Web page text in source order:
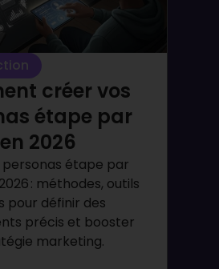
créer vos
étape par
2026
étape par
: méthodes, outils
pour définir des
précis et booster
marketing.